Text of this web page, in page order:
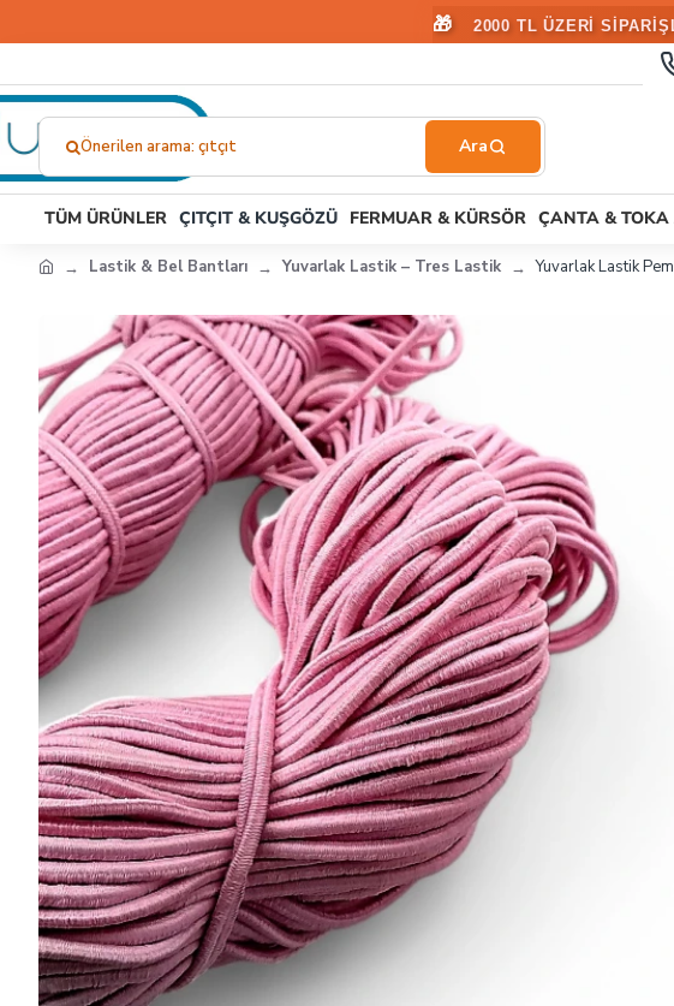
🎁 2000 TL ÜZERİ
Aramıştınız?...
Önerilen arama: fermuar
TÜM ÜRÜNLER ÇITÇIT & KUŞGÖZÜ FERMUAR & KÜRSÖR ÇANTA &
Lastik & Bel Bantları Yuvarlak Lastik – Tres Lastik Yuvarlak Lastik